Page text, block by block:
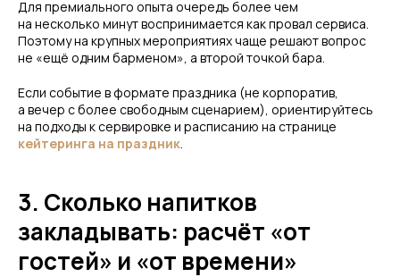
Для премиального опыта очередь более чем
на несколько минут воспринимается как провал сервиса.
Поэтому на крупных мероприятиях чаще решают вопрос
не «ещё одним барменом», а второй точкой бара.
Если событие в формате праздника (не корпоратив,
а вечер с более свободным сценарием), ориентируйтесь
на подходы к сервировке и расписанию на странице
кейтеринга на праздник.
3. Сколько напитков
закладывать: расчёт «от
гостей» и «от времени»